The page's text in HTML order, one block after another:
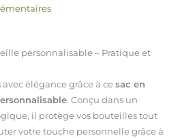
personnalisable – Pratique et
élégance grâce à ce sac en
. Conçu dans un
il protège vos bouteilles tout
votre touche personnelle grâce à